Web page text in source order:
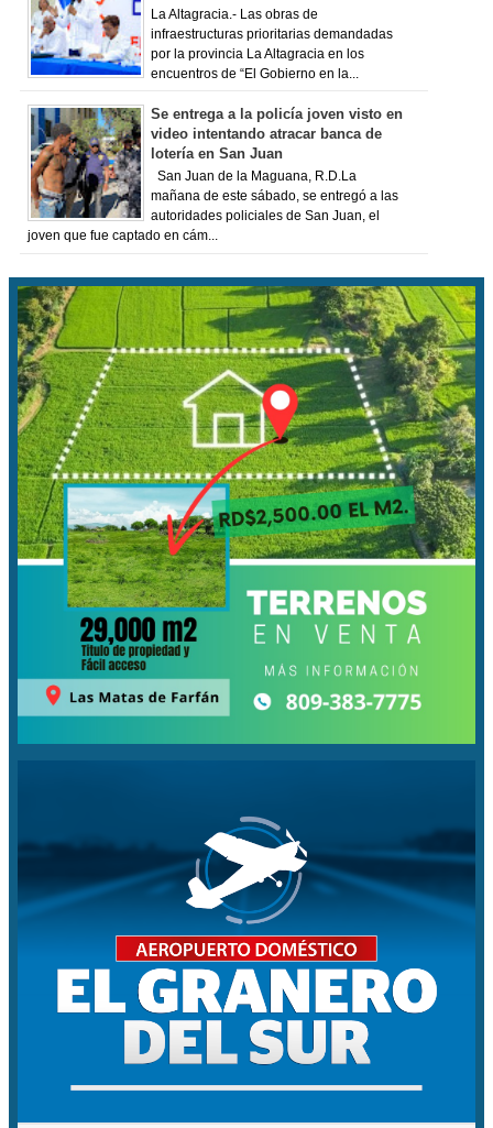
La Altagracia.- Las obras de
infraestructuras prioritarias demandadas
por la provincia La Altagracia en los
encuentros de “El Gobierno en la...
Se entrega a la policía joven visto en
video intentando atracar banca de
lotería en San Juan
San Juan de la Maguana, R.D.La
mañana de este sábado, se entregó a las
autoridades policiales de San Juan, el
joven que fue captado en cám...